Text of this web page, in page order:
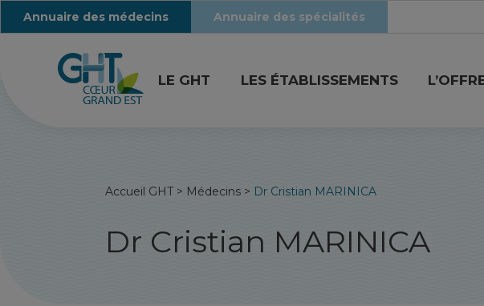
Annuaire des médecins Annuaire des spécialités
LE GHT LES ÉTABLISSEMENTS
Accueil GHT> Médecins > Dr Cristian MARINICA
Dr Cristian MARINICA